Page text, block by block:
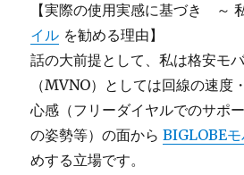
【実際の使用実感に基づき ～
イル を勧める理由】
話の大前提として、私は格安モ
（MVNO）としては回線の速度
心感（フリーダイヤルでのサポ
の姿勢等）の面からBIGLOBE
めする立場です。